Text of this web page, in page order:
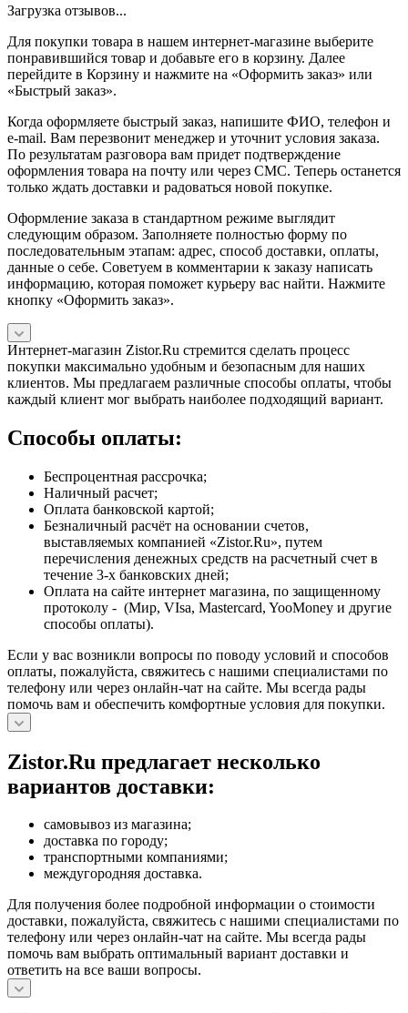
Загрузка отзывов...
Для покупки товара в нашем интернет-магазине выберите
понравившийся товар и добавьте его в корзину. Далее
перейдите в Корзину и нажмите на «Оформить заказ» или
«Быстрый заказ».
Когда оформляете быстрый заказ, напишите ФИО, телефон и
e-mail. Вам перезвонит менеджер и уточнит условия заказа.
По результатам разговора вам придет подтверждение
оформления товара на почту или через СМС. Теперь останется
только ждать доставки и радоваться новой покупке.
Оформление заказа в стандартном режиме выглядит
следующим образом. Заполняете полностью форму по
последовательным этапам: адрес, способ доставки, оплаты,
данные о себе. Советуем в комментарии к заказу написать
информацию, которая поможет курьеру вас найти. Нажмите
кнопку «Оформить заказ».
Интернет-магазин Zistor.Ru стремится сделать процесс
покупки максимально удобным и безопасным для наших
клиентов. Мы предлагаем различные способы оплаты, чтобы
каждый клиент мог выбрать наиболее подходящий вариант.
Способы оплаты:
Беспроцентная рассрочка;
Наличный расчет;
Оплата банковской картой;
Безналичный расчёт на основании счетов,
выставляемых компанией «Zistor.Ru», путем
перечисления денежных средств на расчетный счет в
течение 3-х банковских дней;
Оплата на сайте интернет магазина, по защищенному
протоколу - (Мир, VIsa, Mastercard, YooMoney и другие
способы оплаты).
Если у вас возникли вопросы по поводу условий и способов
оплаты, пожалуйста, свяжитесь с нашими специалистами по
телефону или через онлайн-чат на сайте. Мы всегда рады
помочь вам и обеспечить комфортные условия для покупки.
Zistor.Ru предлагает несколько
вариантов доставки:
самовывоз из магазина;
доставка по городу;
транспортными компаниями;
междугородняя доставка.
Для получения более подробной информации о стоимости
доставки, пожалуйста, свяжитесь с нашими специалистами по
телефону или через онлайн-чат на сайте. Мы всегда рады
помочь вам выбрать оптимальный вариант доставки и
ответить на все ваши вопросы.